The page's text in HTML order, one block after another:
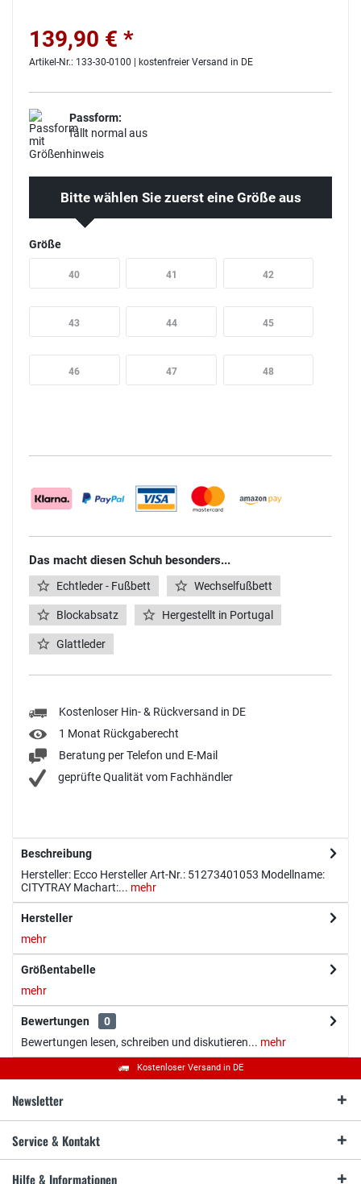
139,90 € *
Artikel-Nr.: 133-30-0100 | kostenfreier Versand in DE
Passform:
fällt normal aus
Bitte wählen Sie zuerst eine Größe aus
Größe
40 41 42
43 44 45
46 47 48
Das macht diesen Schuh besonders...
Echtleder - Fußbett Wechselfußbett
Blockabsatz Hergestellt in Portugal
Glattleder
Kostenloser Hin- & Rückversand in DE
1 Monat Rückgaberecht
Beratung per Telefon und E-Mail
geprüfte Qualität vom Fachhändler
Beschreibung
Hersteller: Ecco Hersteller Art-Nr.: 51273401053 Modellname:
CITYTRAY Machart:... mehr
Hersteller
mehr
Größentabelle
mehr
Bewertungen
0
Bewertungen lesen, schreiben und diskutieren... mehr
Kostenloser Versand in DE
Newsletter
Service & Kontakt
Hilfe & Informationen